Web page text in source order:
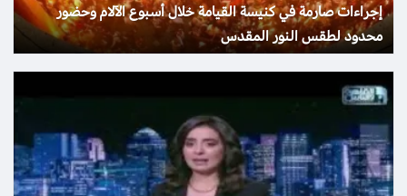
إجراءات صارمة في كنيسة القيامة خلال أسبوع الآلام وحضور
محدود لطقس النور المقدس